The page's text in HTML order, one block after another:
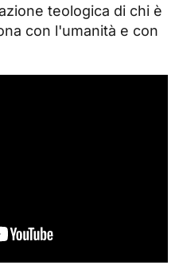
teologica di chi è
con l'umanità e con